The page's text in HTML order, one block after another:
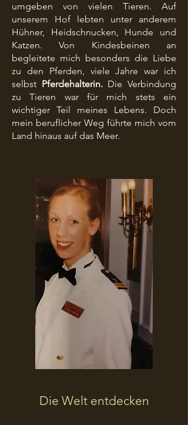
umgeben von vielen Tieren. Auf
unserem Hof lebten unter anderem
Hühner, Heidschnucken, Hunde und
Katzen.Von Kindesbeinen an
begleitete mich besonders die Liebe
zu den Pferden, viele Jahre war ich
selbst Pferdehalterin.Die Verbindung
zu Tieren war für mich stets ein
wichtiger Teil meines Lebens. Doch
mein beruflicher Weg führte mich vom
Land hinaus auf das Meer.
Die Welt entdecken